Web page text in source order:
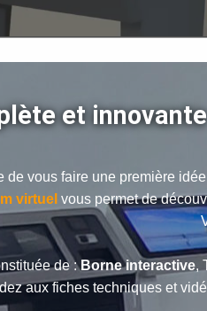
et
de vous faire une première
virtuel vous permet de
de :Borne interactive,
aux fiches techniques et